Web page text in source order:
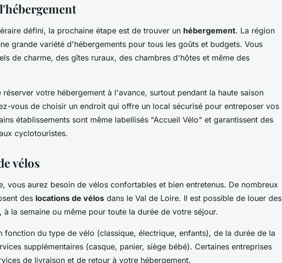
défini, la prochaine étape est de trouver un hébergement. La région
grande variété d'hébergements pour tous les goûts et budgets. Vous
de charme, des gîtes ruraux, des chambres d'hôtes et même des
votre hébergement à l'avance, surtout pendant la haute saison
vous de choisir un endroit qui offre un local sécurisé pour entreposer vos
établissements sont même labellisés "Accueil Vélo" et garantissent des
cyclotouristes.
vélos
vous aurez besoin de vélos confortables et bien entretenus. De nombreux
des locations de vélos dans le Val de Loire. Il est possible de louer des
à la semaine ou même pour toute la durée de votre séjour.
fonction du type de vélo (classique, électrique, enfants), de la durée de la
supplémentaires (casque, panier, siège bébé). Certaines entreprises
de livraison et de retour à votre hébergement.